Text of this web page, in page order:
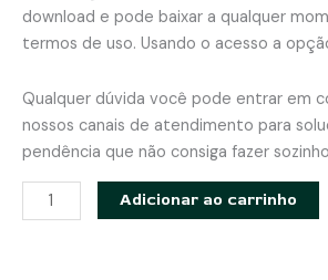
download e pode baixar a qualquer
termos de uso. Usando o acesso a
Qualquer dúvida você pode entrar em
nossos canais de atendimento para
pendência que não consiga fazer sozinho
Bolsa
Charlotte
Adicionar ao carrinho